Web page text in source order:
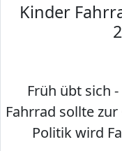
Kinder
Früh übt sich
Fahrrad sollte
Politik wird